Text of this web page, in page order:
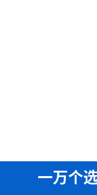
一万个